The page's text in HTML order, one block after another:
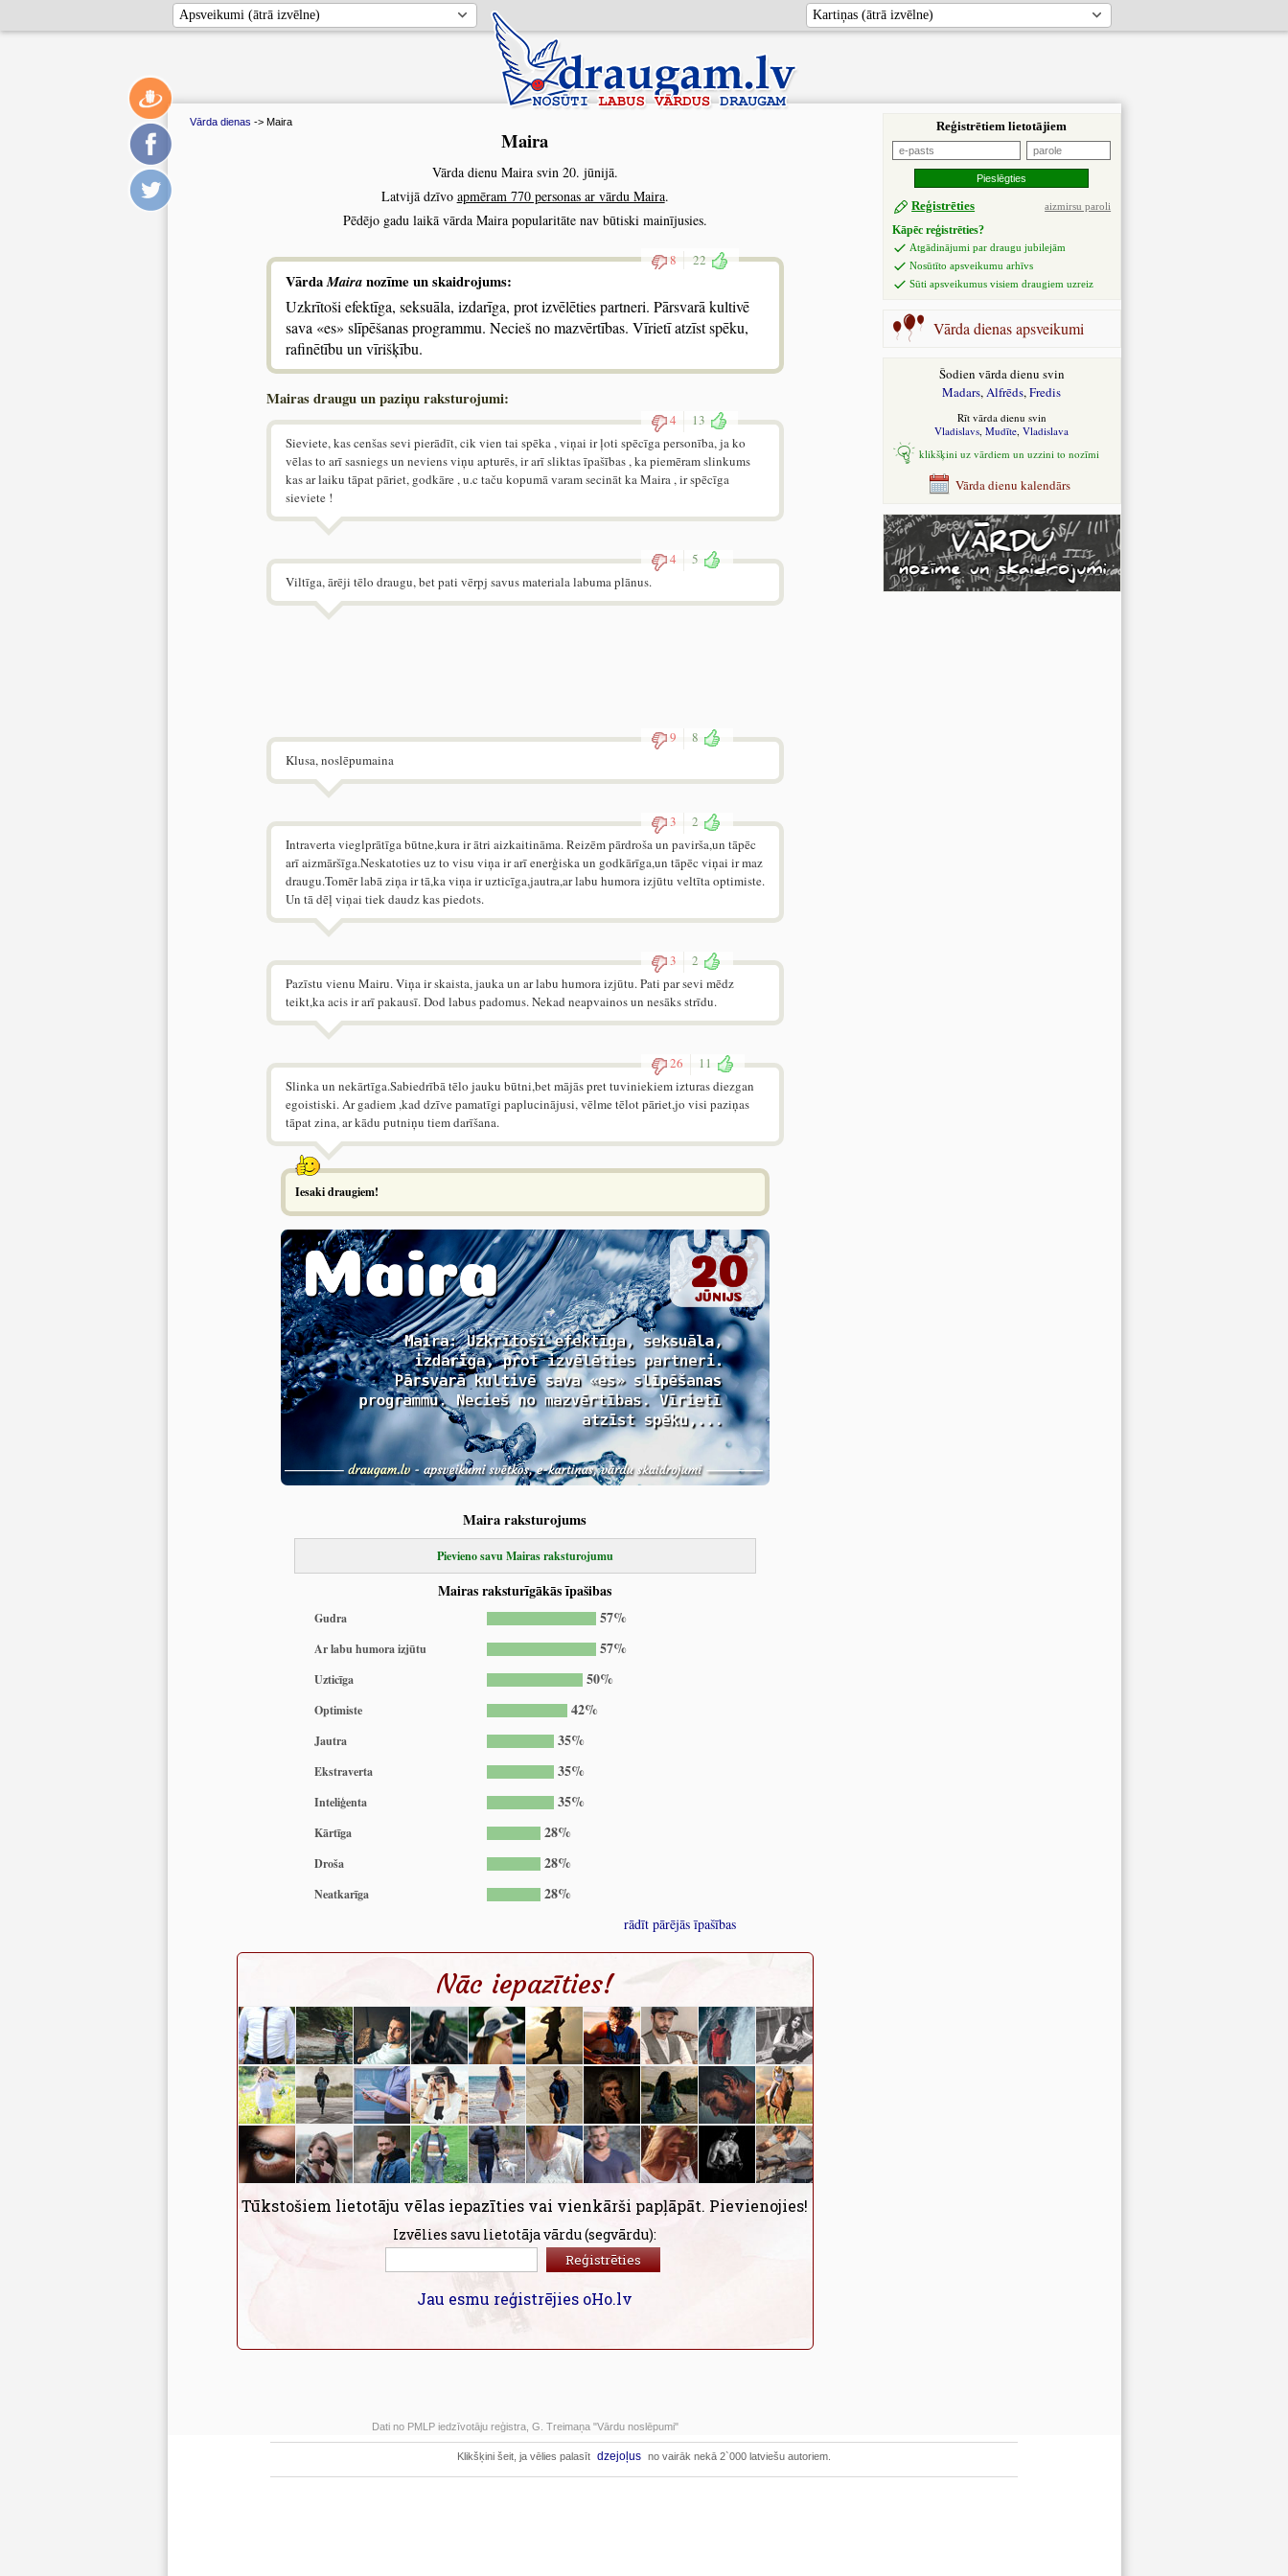
Vārda dienas -> Maira
Maira
Vārda dienu Maira svin 20. jūnijā.
Latvijā dzīvo apmēram 770 personas ar vārdu Maira.
Pēdējo gadu laikā vārda Maira popularitāte nav būtiski mainījusies.
8 22
VārdaMairanozīme un skaidrojums:
Uzkrītoši efektīga, seksuāla, izdarīga, prot izvēlēties partneri. Pārsvarā kultivē
sava «es» slīpēšanas programmu. Necieš no mazvērtības. Vīrietī atzīst spēku,
rafinētību un vīrišķību.
Mairas draugu un paziņu raksturojumi:
4
13
Sieviete, kas cenšas sevi pierādīt, cik vien tai spēka , viņai ir ļoti spēcīga personība, ja ko
vēlas to arī sasniegs un neviens viņu apturēs, ir arī sliktas īpašības , ka piemēram slinkums
kas ar laiku tāpat pāriet, godkāre , u.c taču kopumā varam secināt ka Maira , ir spēcīga
sieviete !
4
5
Viltīga, ārēji tēlo draugu, bet pati vērpj savus materiala labuma plānus.
9
8
Klusa, noslēpumaina
3
2
Intraverta vieglprātīga būtne,kura ir ātri aizkaitināma. Reizēm pārdroša un pavirša,un tāpēc
arī aizmāršīga.Neskatoties uz to visu viņa ir arī enerģiska un godkārīga,un tāpēc viņai ir maz
draugu.Tomēr labā ziņa ir tā,ka viņa ir uzticīga,jautra,ar labu humora izjūtu veltīta optimiste.
Un tā dēļ viņai tiek daudz kas piedots.
3
2
Pazīstu vienu Mairu. Viņa ir skaista, jauka un ar labu humora izjūtu. Pati par sevi mēdz
teikt,ka acis ir arī pakausī. Dod labus padomus. Nekad neapvainos un nesāks strīdu.
26
11
Slinka un nekārtīga.Sabiedrībā tēlo jauku būtni,bet mājās pret tuviniekiem izturas diezgan
egoistiski. Ar gadiem ,kad dzīve pamatīgi paplucinājusi, vēlme tēlot pāriet,jo visi paziņas
tāpat zina, ar kādu putniņu tiem darīšana.
Iesaki draugiem!
Maira raksturojums
Pievieno savu Mairas raksturojumu
Mairas raksturīgākās īpašibas
Gudra 57%
Ar labu humora izjūtu 57%
Uzticīga 50%
Optimiste 42%
Jautra 35%
Ekstraverta 35%
Inteliģenta 35%
Kārtīga 28%
Droša 28%
Neatkarīga 28%
rādīt pārējās īpašības
Nāc iepazīties!
Tūkstošiem lietotāju vēlas iepazīties vai vienkārši papļāpāt. Pievienojies!
Izvēlies savu lietotāja vārdu (segvārdu):
Jau esmu reģistrējies oHo.lv
Dati no PMLP iedzīvotāju reģistra, G. Treimaņa "Vārdu noslēpumi"
Reģistrētiem lietotājiem
Reģistrēties aizmirsu paroli
Kāpēc reģistrēties?
Atgādinājumi par draugu jubilejām
Nosūtīto apsveikumu arhīvs
Sūti apsveikumus visiem draugiem uzreiz
Vārda dienas apsveikumi
Šodien vārda dienu svin
Madars,Alfrēds,Fredis
Rīt vārda dienu svin
Vladislavs,Mudīte,Vladislava
klikšķini uz vārdiem un uzzini to nozīmi
Vārda dienu kalendārs
Klikšķini šeit, ja vēlies palasīt dzejoļus no vairāk nekā 2`000 latviešu autoriem.